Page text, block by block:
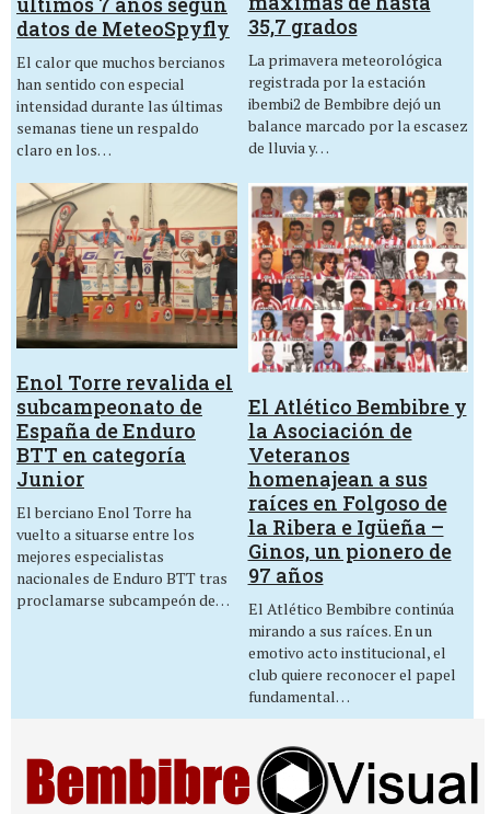
datos de MeteoSpyfly
El calor que muchos bercianos
han sentido con especial
intensidad durante las últimas
semanas tiene un respaldo
claro en los…
35,7 grados
La primavera meteorológica
registrada por la estación
ibembi2 de Bembibre dejó un
balance marcado por la escasez
de lluvia y…
Enol Torre revalida el
subcampeonato de
España de Enduro
BTT en categoría
Junior
El berciano Enol Torre ha
vuelto a situarse entre los
mejores especialistas
nacionales de Enduro BTT tras
proclamarse subcampeón de…
El Atlético Bembibre y
la Asociación de
Veteranos
homenajean a sus
raíces en Folgoso de
la Ribera e Igüeña –
Ginos, un pionero de
97 años
El Atlético Bembibre continúa
mirando a sus raíces. En un
emotivo acto institucional, el
club quiere reconocer el papel
fundamental…